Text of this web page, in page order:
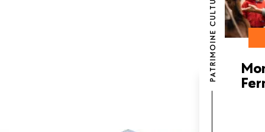
PATRIMOINE CULTUREL